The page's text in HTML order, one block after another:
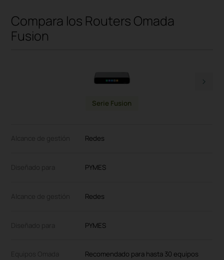
Compara los Routers Omada
Fusion
Serie Fusion
Redes
PYMES
Redes
PYMES
Recomendado para hasta 30 equipos